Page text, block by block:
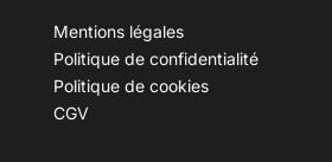
Mentions légales
Politique de confidentialité
Politique de cookies
CGV